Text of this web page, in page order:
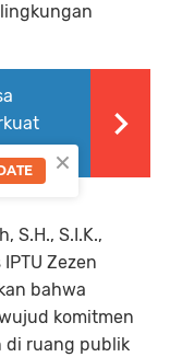
S.H., S.I.K.,
Zezen
bahwa
komitmen
di ruang publik
×